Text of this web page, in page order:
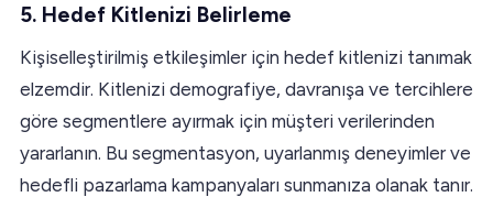
5. Hedef Kitlenizi Belirleme
Kişiselleştirilmiş etkileşimler için hedef kitlenizi tanımak
elzemdir. Kitlenizi demografiye, davranışa ve tercihlere
göre segmentlere ayırmak için müşteri verilerinden
yararlanın. Bu segmentasyon, uyarlanmış deneyimler ve
hedefli pazarlama kampanyaları sunmanıza olanak tanır.